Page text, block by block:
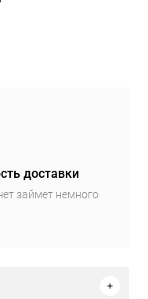
доставки
займет немного